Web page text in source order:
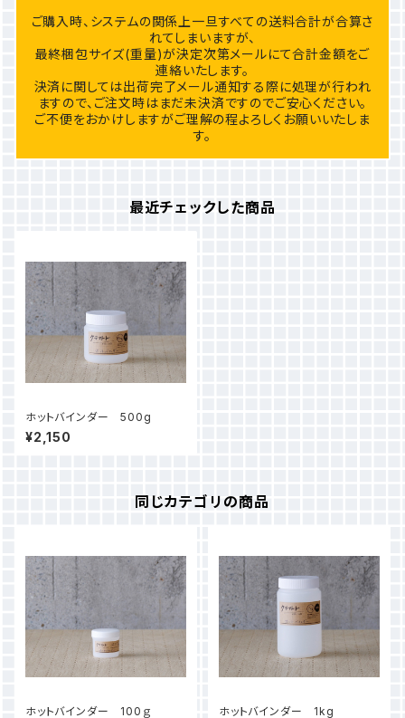
ご購入時、システムの関係上一旦すべての送料合計が合算さ
れてしまいますが、
最終梱包サイズ(重量)が決定次第メールにて合計金額をご
連絡いたします。
決済に関しては出荷完了メール通知する際に処理が行われ
ますので、ご注文時はまだ未決済ですのでご安心ください。
ご不便をおかけしますがご理解の程よろしくお願いいたしま
す。
最近チェックした商品
ホットバインダー 500g
¥2,150
同じカテゴリの商品
ホットバインダー 100ｇ ホットバインダー 1kg